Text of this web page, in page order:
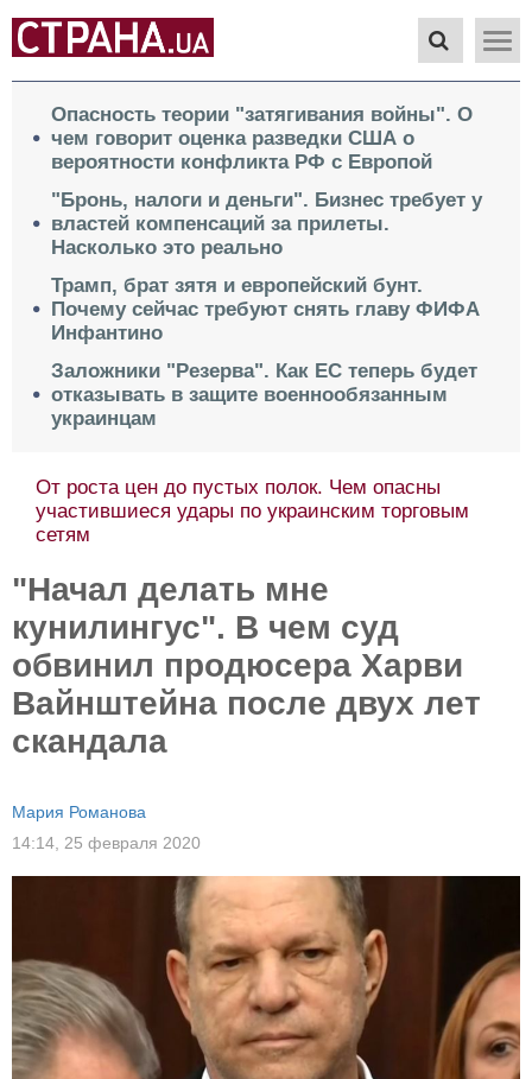
Опасность теории "затягивания войны". О
чем говорит оценка разведки США о
вероятности конфликта РФ с Европой
"Бронь, налоги и деньги". Бизнес требует у
властей компенсаций за прилеты.
Насколько это реально
Трамп, брат зятя и европейский бунт.
Почему сейчас требуют снять главу ФИФА
Инфантино
Заложники "Резерва". Как ЕС теперь будет
отказывать в защите военнообязанным
украинцам
От роста цен до пустых полок. Чем опасны
участившиеся удары по украинским торговым
сетям
"Начал делать мне
кунилингус". В чем суд
обвинил продюсера Харви
Вайнштейна после двух лет
скандала
Мария Романова
14:14, 25 февраля 2020